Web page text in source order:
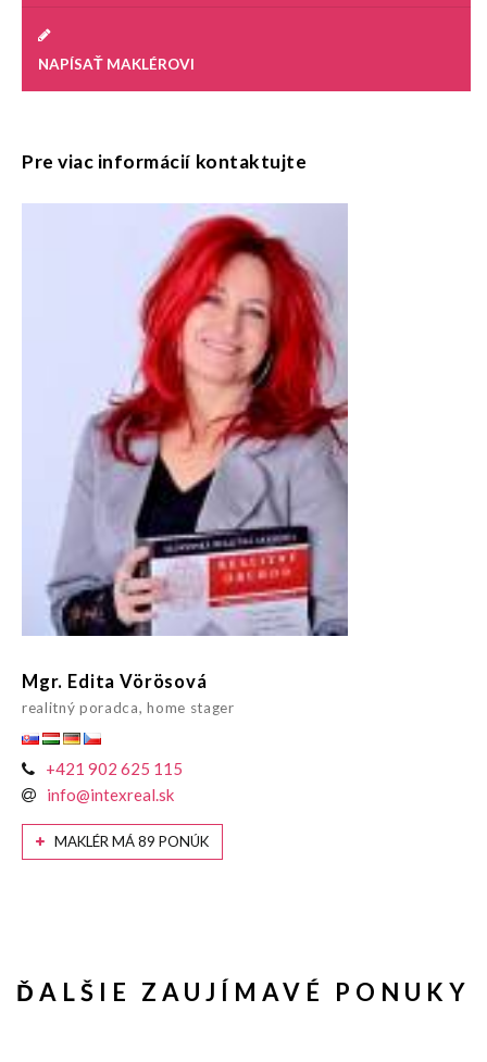
NAPÍSAŤ MAKLÉROVI
Pre viac informácií kontaktujte
Mgr. Edita Vörösová
realitný poradca, home stager
+421 902 625 115
info@intexreal.sk
MAKLÉR MÁ 89 PONÚK
ĎALŠIE ZAUJÍMAVÉ PONUKY